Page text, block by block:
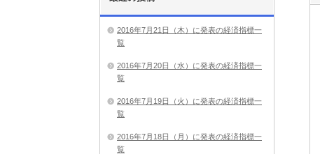
2016年7月21日（木）に発表の経済指標一
覧
2016年7月20日（水）に発表の経済指標一
覧
2016年7月19日（火）に発表の経済指標一
覧
2016年7月18日（月）に発表の経済指標一
覧